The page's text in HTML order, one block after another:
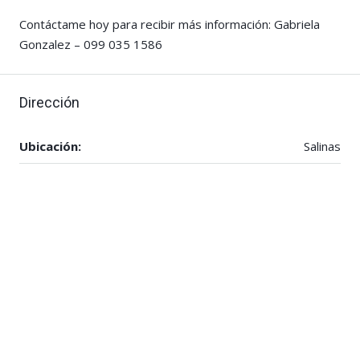
Contáctame hoy para recibir más información: Gabriela
Gonzalez – 099 035 1586
Dirección
Ubicación: Salinas